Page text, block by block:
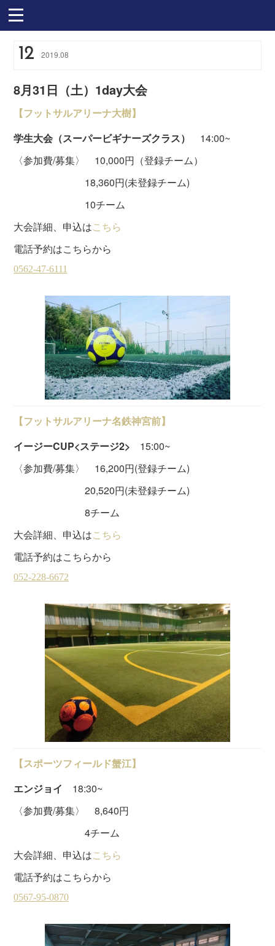
12 2019.08
8月31日（土）1day大会
【フットサルアリーナ大樹】
学生大会（スーパービギナーズクラス）
14:00~
〈参加費/募集〉 10,000円（登録チーム）
18,360円(未登録チーム)
10チーム
大会詳細、申込はこちら
電話予約はこちらから
【フットサルアリーナ名鉄神宮前】
イージーCUP<ステージ2> 15:00~
〈参加費/募集〉 16,200円(登録チーム)
20,520円(未登録チーム)
8チーム
大会詳細、申込はこちら
電話予約はこちらから
【スポーツフィールド蟹江】
エンジョイ
18:30~
〈参加費/募集〉 8,640円
4チーム
大会詳細、申込はこちら
電話予約はこちらから